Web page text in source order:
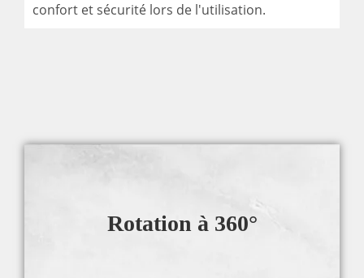
confort et sécurité lors de l'utilisation.
Rotation à 360°